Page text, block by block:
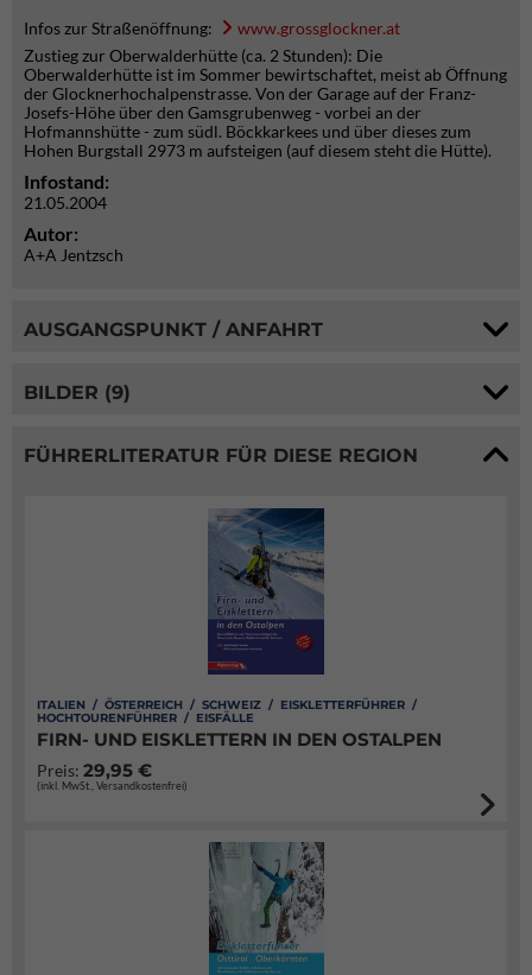
Infos zur Straßenöffnung:
www.grossglockner.at
Zustieg zur Oberwalderhütte (ca. 2 Stunden): Die
Oberwalderhütte ist im Sommer bewirtschaftet, meist ab Öffnung
der Glocknerhochalpenstrasse. Von der Garage auf der Franz-
Josefs-Höhe über den Gamsgrubenweg - vorbei an der
Hofmannshütte - zum südl. Böckkarkees und über dieses zum
Hohen Burgstall 2973 m aufsteigen (auf diesem steht die Hütte).
Infostand:
21.05.2004
Autor:
A+A Jentzsch
AUSGANGSPUNKT / ANFAHRT
BILDER (9)
FÜHRERLITERATUR FÜR DIESE REGION
ITALIEN / ÖSTERREICH / SCHWEIZ / EISKLETTERFÜHRER /
HOCHTOURENFÜHRER / EISFÄLLE
FIRN- UND EISKLETTERN IN DEN OSTALPEN
Preis: 29,95 €
(inkl. MwSt., Versandkostenfrei)